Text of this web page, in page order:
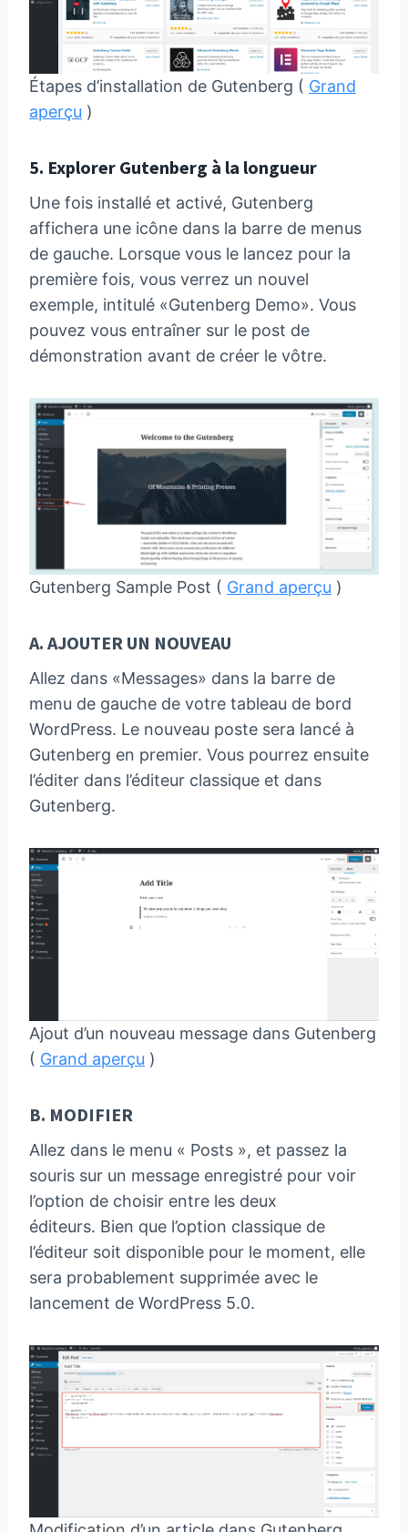
Étapes d’installation de Gutenberg ( Grand
aperçu )
5. Explorer Gutenberg à la longueur
Une fois installé et activé, Gutenberg
affichera une icône dans la barre de menus
de gauche. Lorsque vous le lancez pour la
première fois, vous verrez un nouvel
exemple, intitulé «Gutenberg Demo». Vous
pouvez vous entraîner sur le post de
démonstration avant de créer le vôtre.
Gutenberg Sample Post ( Grand aperçu )
A. AJOUTER UN NOUVEAU
Allez dans «Messages» dans la barre de
menu de gauche de votre tableau de bord
WordPress. Le nouveau poste sera lancé à
Gutenberg en premier. Vous pourrez ensuite
l’éditer dans l’éditeur classique et dans
Gutenberg.
Ajout d’un nouveau message dans Gutenberg
( Grand aperçu )
B. MODIFIER
Allez dans le menu « Posts », et passez la
souris sur un message enregistré pour voir
l’option de choisir entre les deux
éditeurs. Bien que l’option classique de
l’éditeur soit disponible pour le moment, elle
sera probablement supprimée avec le
lancement de WordPress 5.0.